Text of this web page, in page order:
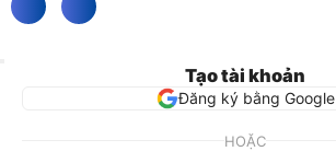
Tạo tài khoản
Đăng ký bằng Google
HOẶC